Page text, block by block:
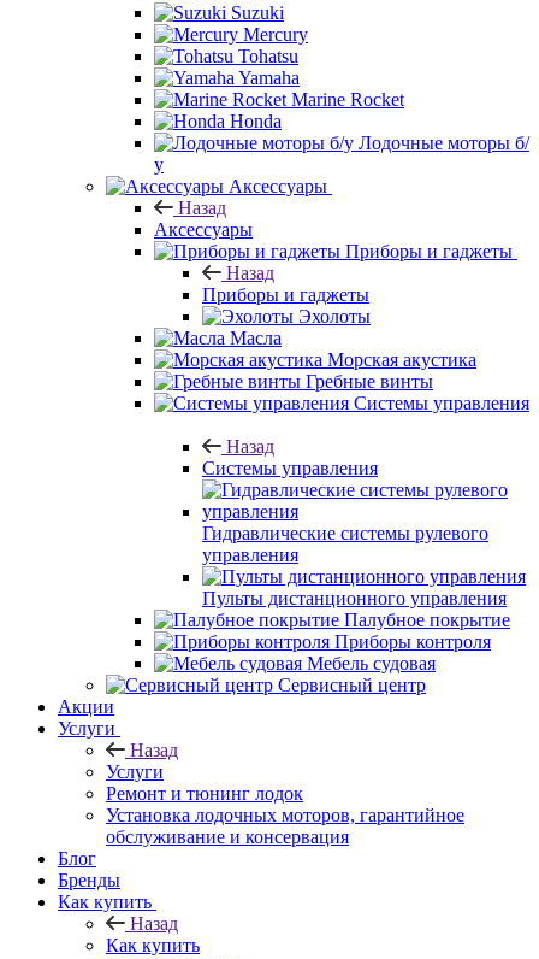
Suzuki
Mercury
Tohatsu
Yamaha
Marine Rocket
Honda
Лодочные моторы б/
у
Аксессуары
Назад
Аксессуары
Приборы и гаджеты
Назад
Приборы и гаджеты
Эхолоты
Масла
Морская акустика
Гребные винты
Системы управления
Назад
Системы управления
Гидравлические системы рулевого
управления
Пульты дистанционного управления
Палубное покрытие
Приборы контроля
Мебель судовая
Сервисный центр
Акции
Услуги
Назад
Услуги
Ремонт и тюнинг лодок
Установка лодочных моторов, гарантийное
обслуживание и консервация
Блог
Бренды
Как купить
Назад
Как купить